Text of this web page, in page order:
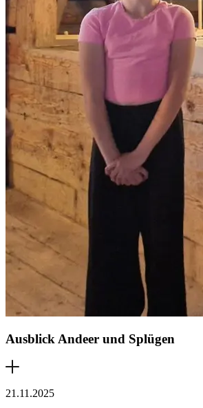
Ausblick Andeer und Splügen
21.11.2025